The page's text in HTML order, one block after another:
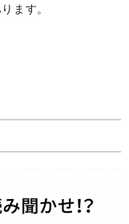
ます。